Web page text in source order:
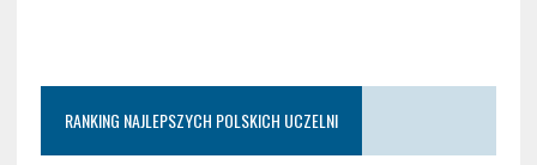
RANKING NAJLEPSZYCH POLSKICH UCZELNI